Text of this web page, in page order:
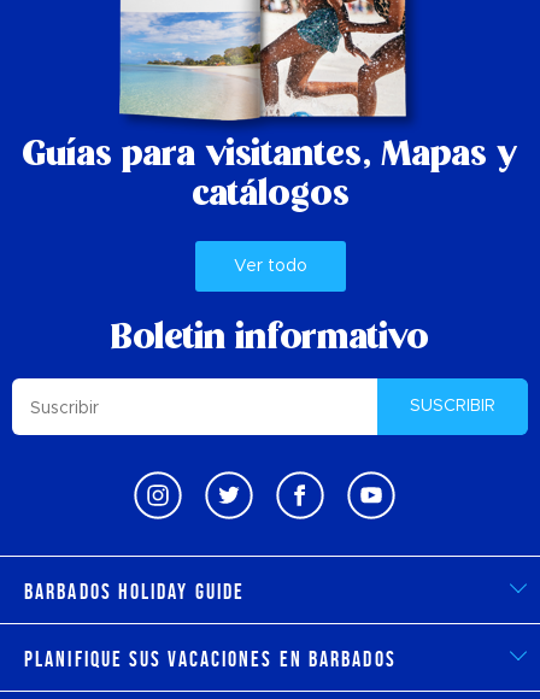
Guías para visitantes, Mapas y
catálogos
Ver todo
Boletin informativo
SUSCRIBIR
Barbados Holiday Guide
Planifique sus vacaciones en Barbados